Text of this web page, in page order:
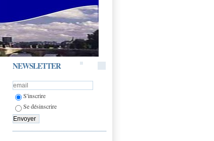
NEWSLETTER
S'inscrire
Se désinscrire